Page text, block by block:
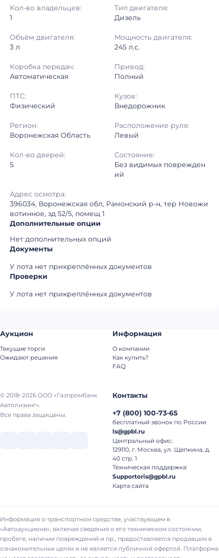
Кол-во ставок:
Кол-во владельцев:
1
Тип двигателя:
Дизель
Объём двигателя:
3 л
Мощность двигателя:
245 л.с.
Коробка передач:
Автоматическая
Привод:
Полный
ПТС:
Физический
Кузов:
Внедорожник
Регион:
Воронежская Область
Расположение руля:
Левый
Кол-во дверей:
5
Состояние:
Без видимых поврежден
ий
Адрес осмотра:
396034, Воронежская обл, Рамонский р-н, тер Новожи
вотинное, зд 52/5, помещ 1
Дополнительные опции
Нет дополнительных опций
Документы
У лота нет прикреплённых документов
Проверки
У лота нет прикреплённых документов
© 2018-2026 ООО «Газпромбанк
Автолизинг».
Все права защищены.
Аукцион
Текущие торги
Ожидают решения
Информация
О компании
Как купить?
FAQ
Контакты
+7 (800) 100-73-65
бесплатный звонок по России
ls@gpbl.ru
Центральный офис:
129110, г. Москва, ул. Щепкина, д.
40 стр. 1
Техническая поддержка:
Supportoris@gpbl.ru
Карта сайта
Информация о транспортном средстве, участвующем в
«Автоаукционе», включая сведения о его техническом состоянии,
пробеге, наличии повреждений и пр., предоставляется продавцом в
ознакомительных целях и не является публичной офертой. Платформа